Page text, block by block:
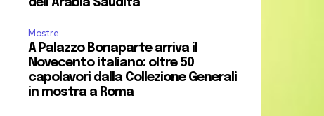
dell’Arabia Saudita
Mostre
A Palazzo Bonaparte arriva il
Novecento italiano: oltre 50
capolavori dalla Collezione Generali
in mostra a Roma